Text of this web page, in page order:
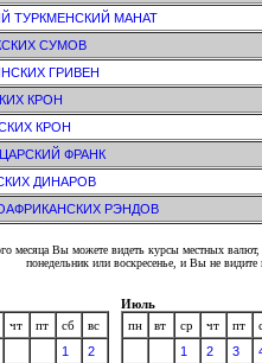
ТУРКМЕНСКИЙ МАНАТ
СУМОВ
ГРИВЕН
КРОН
КРОН
ФРАНК
ДИНАРОВ
РЭНДОВ
месяца Вы можете видеть курсы местных
понедельник или воскресенье, и Вы не
чт пт сб
вс
1
2
Июль
пн
вт ср чт пт
1
2 3